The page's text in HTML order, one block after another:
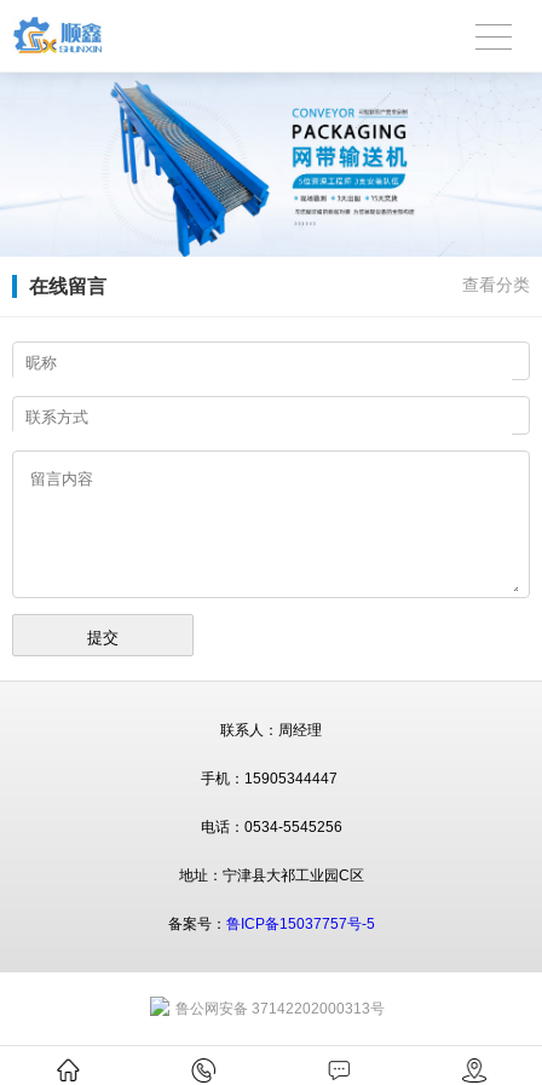
在线留言 查看分类
联系人：周经理
手机：15905344447
电话：0534-5545256
地址：宁津县大祁工业园C区
备案号： 鲁ICP备15037757号-5
鲁公网安备 37142202000313号